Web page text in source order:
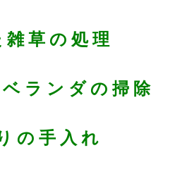
草 の 処 理
ラ ン ダ の 掃 除
の 手 入 れ